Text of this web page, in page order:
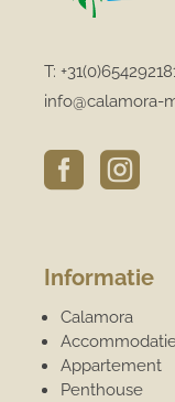
T:
info@calamora-
 
Informatie
Calamora
Appartement
Penthouse